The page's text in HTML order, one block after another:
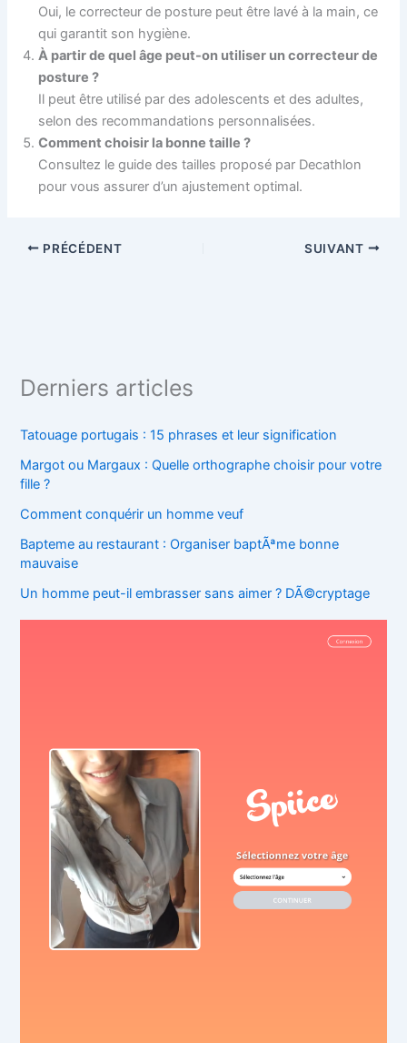
Oui, le correcteur de posture peut être lavé à la main, ce
qui garantit son hygiène.
À partir de quel âge peut-on utiliser un correcteur de
posture ?
Il peut être utilisé par des adolescents et des adultes,
selon des recommandations personnalisées.
Comment choisir la bonne taille ?
Consultez le guide des tailles proposé par Decathlon
pour vous assurer d’un ajustement optimal.
PRÉCÉDENT SUIVANT
Derniers articles
Tatouage portugais : 15 phrases et leur signification
Margot ou Margaux : Quelle orthographe choisir pour votre
fille ?
Comment conquérir un homme veuf
Bapteme au restaurant : Organiser baptÃªme bonne
mauvaise
Un homme peut-il embrasser sans aimer ? DÃ©cryptage